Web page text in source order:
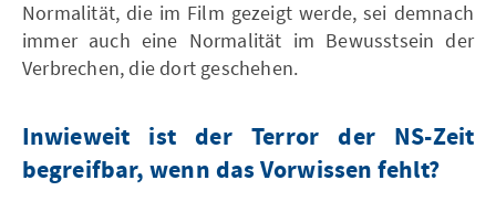
Normalität, die im Film gezeigt werde, sei demnach
immer auch eine Normalität im Bewusstsein der
Verbrechen, die dort geschehen.
Inwieweit ist der Terror der NS-Zeit
begreifbar, wenn das Vorwissen fehlt?